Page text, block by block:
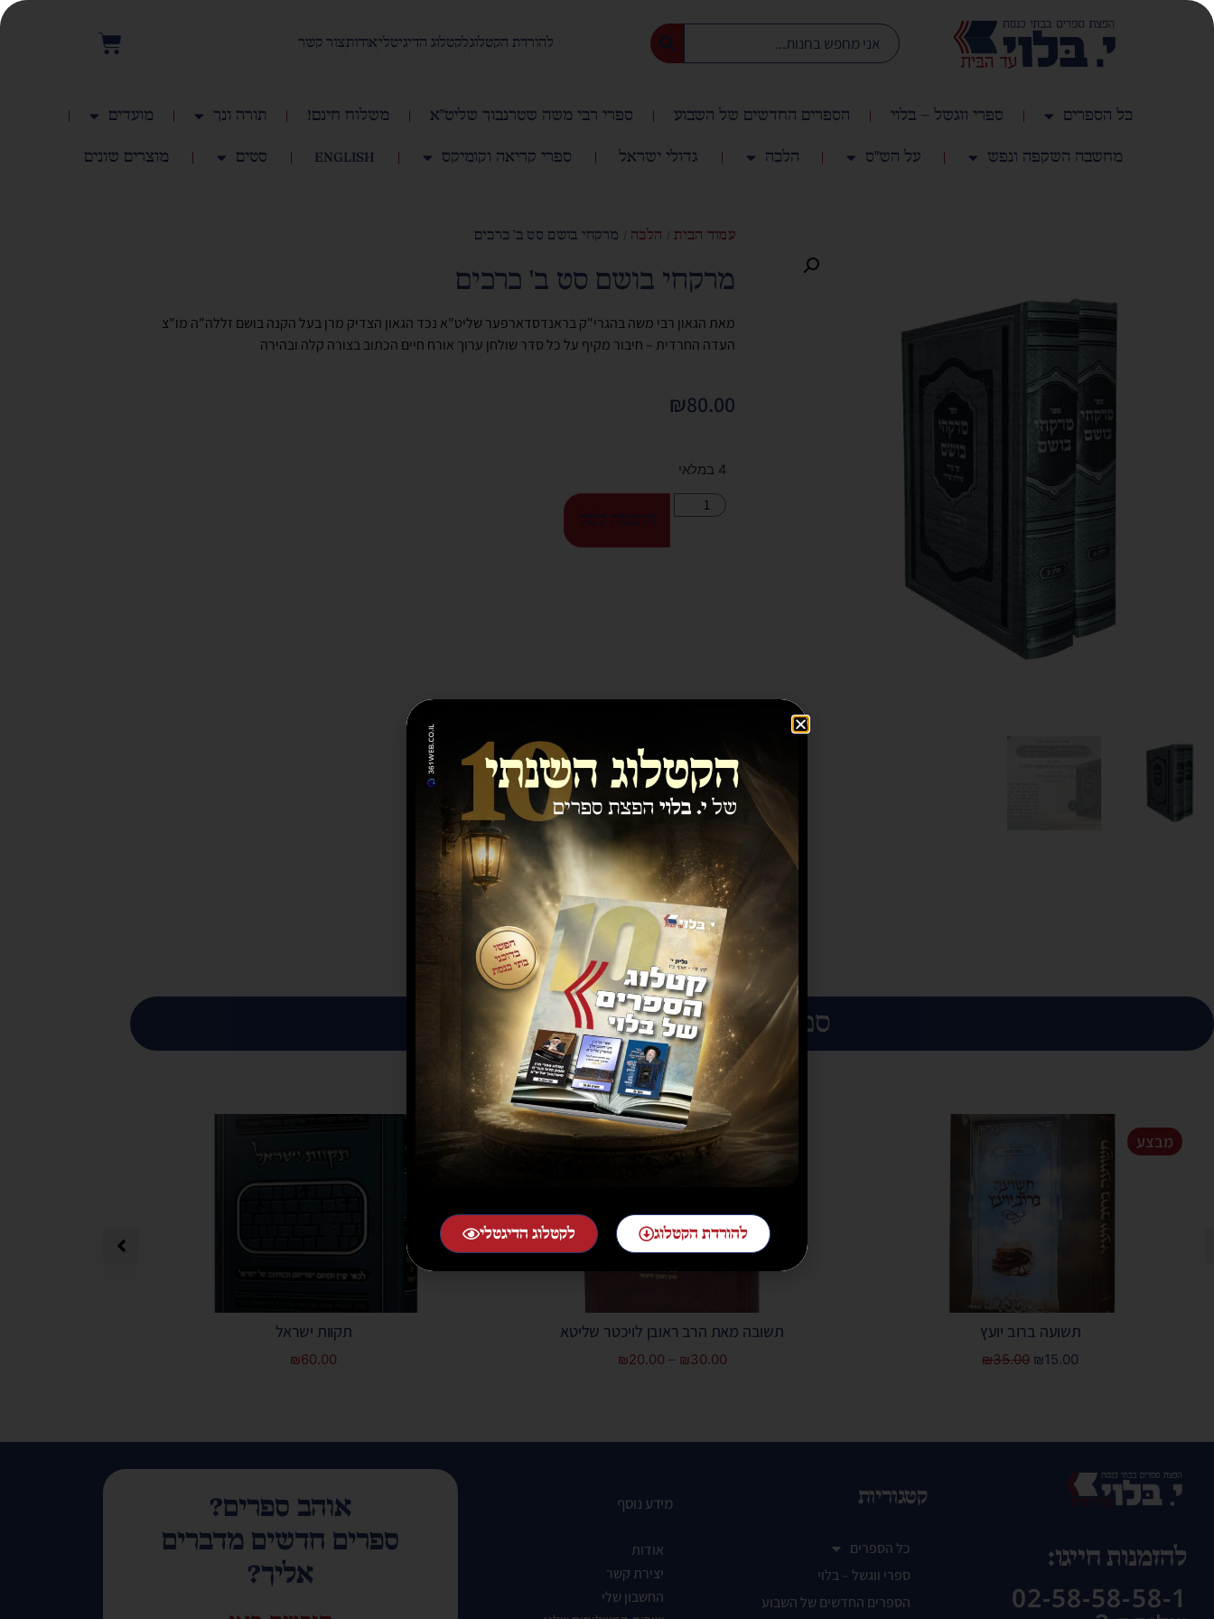
להורדת הקטלוג לקטלוג הדיגיטלי אודות צור קשר
כל הספרים ספרי ווגשל – בלוי הספרים החדשים של השבוע ספרי רבי משה שטרנבוך שליט"א משלוח חינם! תורה ונך מועדים
מחשבה השקפה ונפש על הש"ס הלכה גדולי ישראל ספרי קריאה וקומיקס English סטים מוצרים שונים
עמוד הבית/ הלכה / מרקחי בושם סט ב' כרכים
מרקחי בושם סט ב' כרכים
מאת הגאון רבי משה בהגרי"ק בראנדסדארפער שליט"א נכד הגאון הצדיק מרן בעל הקנה בושם זללה"ה מו"צ
העדה החרדית – חיבור מקיף על כל סדר שולחן ערוך אורח חיים הכתוב בצורה קלה ובהירה
₪80.00
4 במלאי
הוספה לסל
ספרים נוספים שיעניינו אותך...
מבצע
תשועה ברוב יועץ
₪35.00 ₪15.00
תשובה מאת הרב ראובן לויכטר שליטא
₪20.00 – ₪30.00
תקוות ישראל
₪60.00
להזמנות חייגו:
02-58-58-58-1
קטגוריות
כל הספרים
ספרי ווגשל – בלוי
הספרים החדשים של השבוע
מידע נוסף
אודות
יצירת קשר
החשבון שלי
אוהב ספרים?
ספרים חדשים מדברים
אליך?
להורדת הקטלוג לקטלוג הדיגטלי